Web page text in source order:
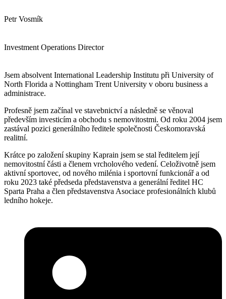
Petr Vosmík
Investment Operations Director
Jsem absolvent International Leadership Institutu při University of
North Florida a Nottingham Trent University v oboru business a
administrace.
Profesně jsem začínal ve stavebnictví a následně se věnoval
především investicím a obchodu s nemovitostmi. Od roku 2004 jsem
zastával pozici generálního ředitele společnosti Českomoravská
realitní.
Krátce po založení skupiny Kaprain jsem se stal ředitelem její
nemovitostní části a členem vrcholového vedení. Celoživotně jsem
aktivní sportovec, od nového milénia i sportovní funkcionář a od
roku 2023 také předseda představenstva a generální ředitel HC
Sparta Praha a člen představenstva Asociace profesionálních klubů
ledního hokeje.